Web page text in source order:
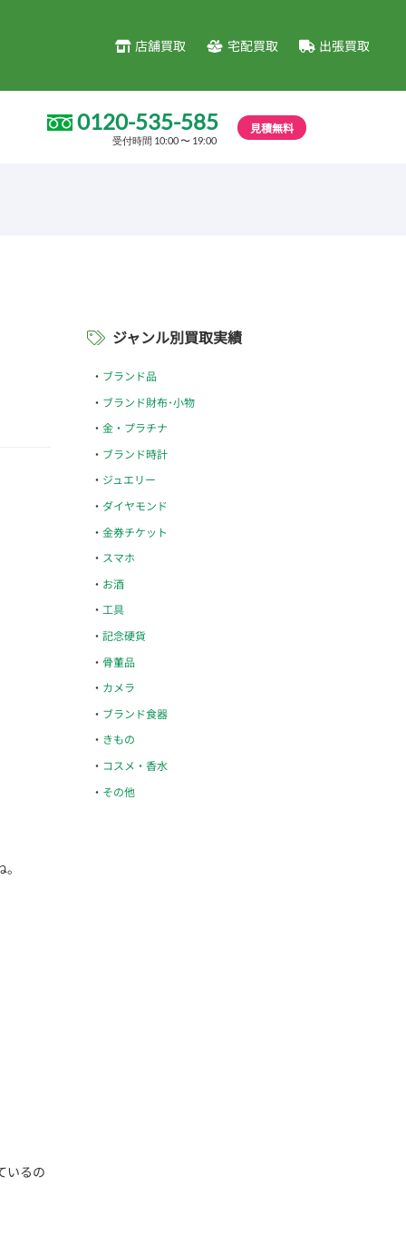
店舗買取 宅配買取 出張買取
0120-535-585
受付時間 10:00 〜 19:00
見積無料
いるの
ジャンル別買取実績
ブランド品
ブランド財布･小物
金・プラチナ
ブランド時計
ジュエリー
ダイヤモンド
金券チケット
スマホ
お酒
工具
記念硬貨
骨董品
カメラ
ブランド食器
きもの
コスメ・香水
その他